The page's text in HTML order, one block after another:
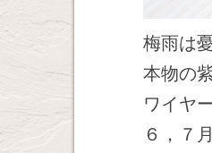
梅雨は
本物の
ワイヤ
６，７